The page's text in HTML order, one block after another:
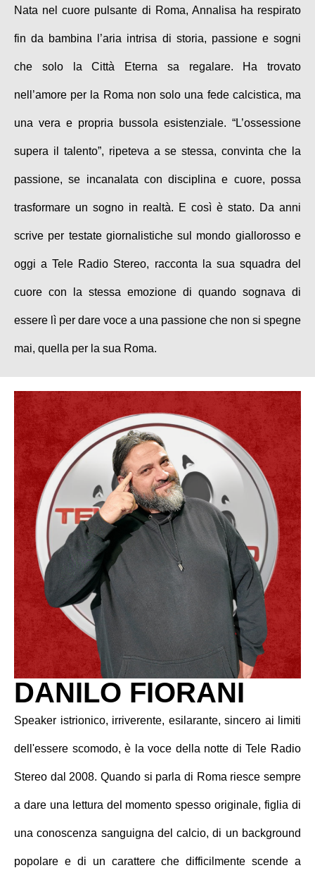
Nata nel cuore pulsante di Roma, Annalisa ha respirato
fin da bambina l’aria intrisa di storia, passione e sogni
che solo la Città Eterna sa regalare. Ha trovato
nell’amore per la Roma non solo una fede calcistica, ma
una vera e propria bussola esistenziale. “L’ossessione
supera il talento”, ripeteva a se stessa, convinta che la
passione, se incanalata con disciplina e cuore, possa
trasformare un sogno in realtà. E così è stato. Da anni
scrive per testate giornalistiche sul mondo giallorosso e
oggi a Tele Radio Stereo, racconta la sua squadra del
cuore con la stessa emozione di quando sognava di
essere lì per dare voce a una passione che non si spegne
mai, quella per la sua Roma.
DANILO FIORANI
Speaker istrionico, irriverente, esilarante, sincero ai limiti
dell'essere scomodo, è la voce della notte di Tele Radio
Stereo dal 2008. Quando si parla di Roma riesce sempre
a dare una lettura del momento spesso originale, figlia di
una conoscenza sanguigna del calcio, di un background
popolare e di un carattere che difficilmente scende a